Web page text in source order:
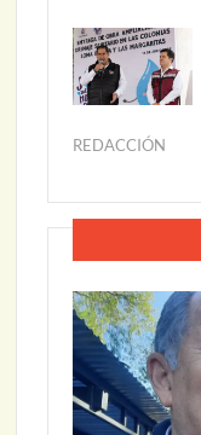
l
i
o
,
0
2
6
REDACCIÓN
l
o
2
2
,